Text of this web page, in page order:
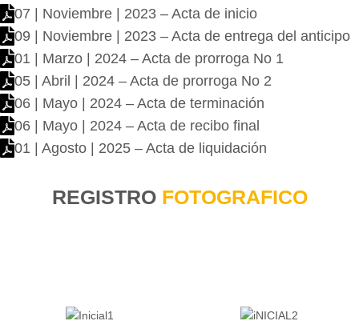
07 | Noviembre | 2023 – Acta de inicio
09 | Noviembre | 2023 – Acta de entrega del anticipo
01 | Marzo | 2024 – Acta de prorroga No 1
05 | Abril | 2024 – Acta de prorroga No 2
06 | Mayo | 2024 – Acta de terminación
06 | Mayo | 2024 – Acta de recibo final
01 | Agosto | 2025 – Acta de liquidación
REGISTRO FOTOGRAFICO